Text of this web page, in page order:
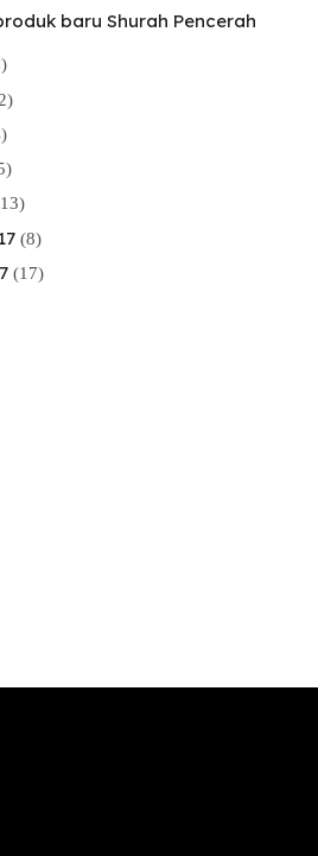
baru Shurah Pencerah
(8)
(17)